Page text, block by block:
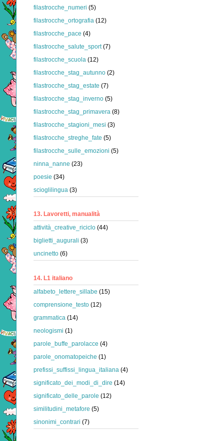
filastrocche_numeri (5)
filastrocche_ortografia (12)
filastrocche_pace (4)
filastrocche_salute_sport (7)
filastrocche_scuola (12)
filastrocche_stag_autunno (2)
filastrocche_stag_estate (7)
filastrocche_stag_inverno (5)
filastrocche_stag_primavera (8)
filastrocche_stagioni_mesi (3)
filastrocche_streghe_fate (5)
filastrocche_sulle_emozioni (5)
ninna_nanne (23)
poesie (34)
scioglilingua (3)
13. Lavoretti, manualità
attività_creative_riciclo (44)
biglietti_augurali (3)
uncinetto (6)
14. L1 italiano
alfabeto_lettere_sillabe (15)
comprensione_testo (12)
grammatica (14)
neologismi (1)
parole_buffe_parolacce (4)
parole_onomatopeiche (1)
prefissi_suffissi_lingua_italiana (4)
significato_dei_modi_di_dire (14)
significato_delle_parole (12)
similitudini_metafore (5)
sinonimi_contrari (7)